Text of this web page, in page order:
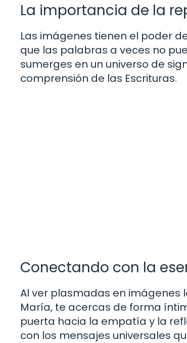
La importancia de la
Las imágenes tienen el poder
que las palabras a veces no
sumerges en un universo de
comprensión de las Escrituras.
Conectando con la
Al ver plasmadas en imágenes
María, te acercas de forma
puerta hacia la empatía y la
con los mensajes universales